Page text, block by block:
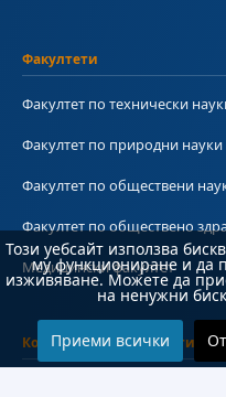
Факултети
Факултет по технически
Факултет по природни науки
Факултет по обществени
Факултет по обществено
Медицински факултет
Колежи и департаменти
Този уебсайт използва
му функциониране и да
изживяване. Можете да
на ненужни
Приеми всички